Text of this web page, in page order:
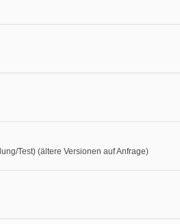
Test) (ältere Versionen auf Anfrage)